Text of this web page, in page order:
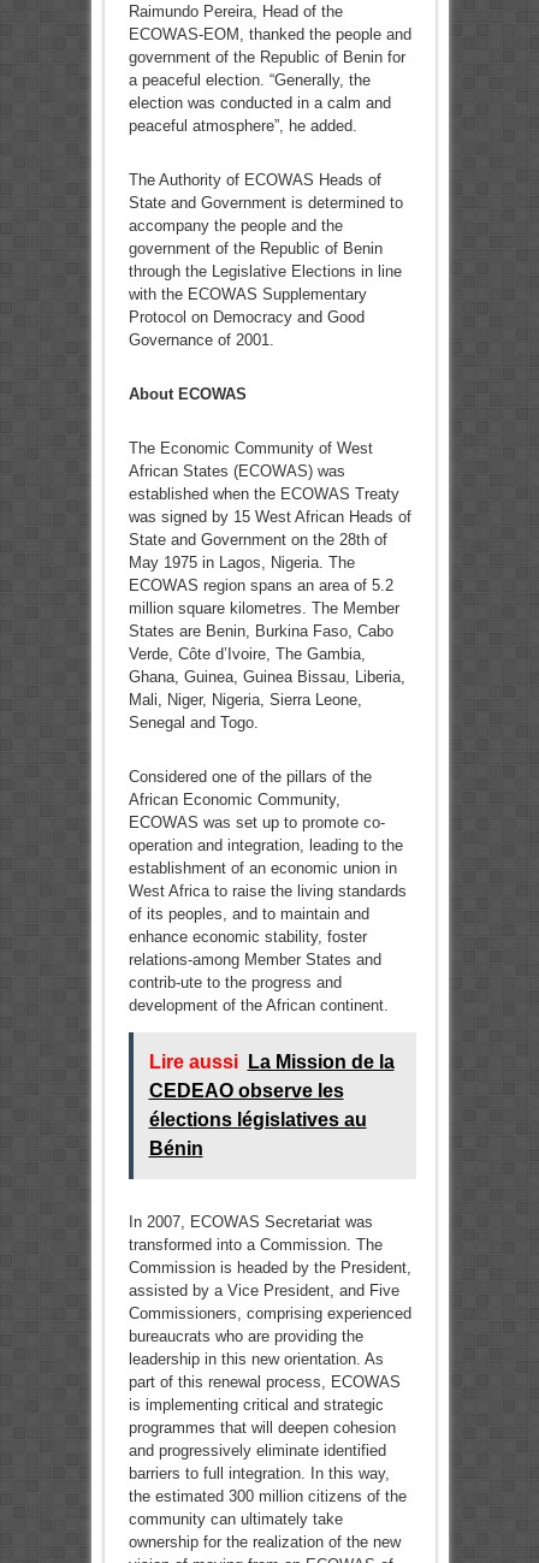
Raimundo Pereira, Head of the
ECOWAS-EOM, thanked the people and
government of the Republic of Benin for
a peaceful election. “Generally, the
election was conducted in a calm and
peaceful atmosphere”, he added.
The Authority of ECOWAS Heads of
State and Government is determined to
accompany the people and the
government of the Republic of Benin
through the Legislative Elections in line
with the ECOWAS Supplementary
Protocol on Democracy and Good
Governance of 2001.
About ECOWAS
The Economic Community of West
African States (ECOWAS) was
established when the ECOWAS Treaty
was signed by 15 West African Heads of
State and Government on the 28th of
May 1975 in Lagos, Nigeria. The
ECOWAS region spans an area of 5.2
million square kilometres. The Member
States are Benin, Burkina Faso, Cabo
Verde, Côte d’Ivoire, The Gambia,
Ghana, Guinea, Guinea Bissau, Liberia,
Mali, Niger, Nigeria, Sierra Leone,
Senegal and Togo.
Considered one of the pillars of the
African Economic Community,
ECOWAS was set up to promote co-
operation and integration, leading to the
establishment of an economic union in
West Africa to raise the living standards
of its peoples, and to maintain and
enhance economic stability, foster
relations-among Member States and
contrib-ute to the progress and
development of the African continent.
Lire aussi
La Mission de la
CEDEAO observe les
élections législatives au
Bénin
In 2007, ECOWAS Secretariat was
transformed into a Commission. The
Commission is headed by the President,
assisted by a Vice President, and Five
Commissioners, comprising experienced
bureaucrats who are providing the
leadership in this new orientation. As
part of this renewal process, ECOWAS
is implementing critical and strategic
programmes that will deepen cohesion
and progressively eliminate identified
barriers to full integration. In this way,
the estimated 300 million citizens of the
community can ultimately take
ownership for the realization of the new